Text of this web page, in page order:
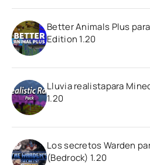
Better Animals Plus
Edition 1.20
Lluvia realistapara
1.20
Los secretos Warden
(Bedrock) 1.20